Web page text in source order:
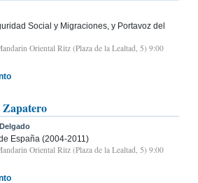
Social y Migraciones, y Portavoz del
Oriental Ritz (Plaza de la Lealtad, 5) 9:00
Zapatero
España (2004-2011)
Oriental Ritz (Plaza de la Lealtad, 5) 9:00